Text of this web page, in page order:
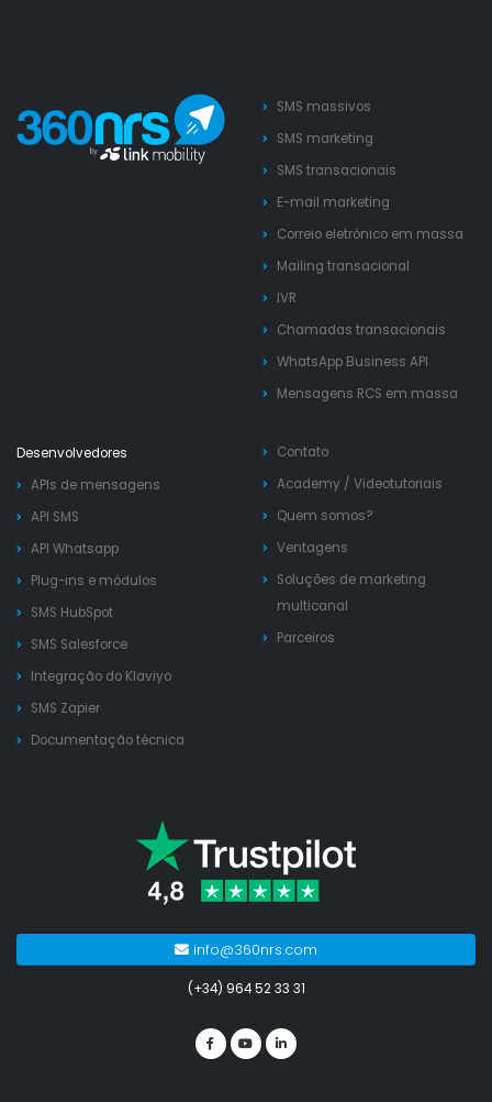
SMS massivos
SMS marketing
SMS transacionais
E-mail marketing
Correio eletrónico em massa
Mailing transacional
IVR
Chamadas transacionais
WhatsApp Business API
Mensagens RCS em massa
Desenvolvedores
APIs de mensagens
API SMS
API Whatsapp
Plug-ins e módulos
SMS HubSpot
SMS Salesforce
Integração do Klaviyo
SMS Zapier
Documentação técnica
Contato
Academy / Videotutoriais
Quem somos?
Ventagens
Soluções de marketing
multicanal
Parceiros
info@360nrs.com
(+34) 964 52 33 31